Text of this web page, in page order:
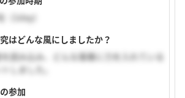
（1day）
はどんな風にしましたか？
読み込み、どんな事業に力を入れている
しました。
参加